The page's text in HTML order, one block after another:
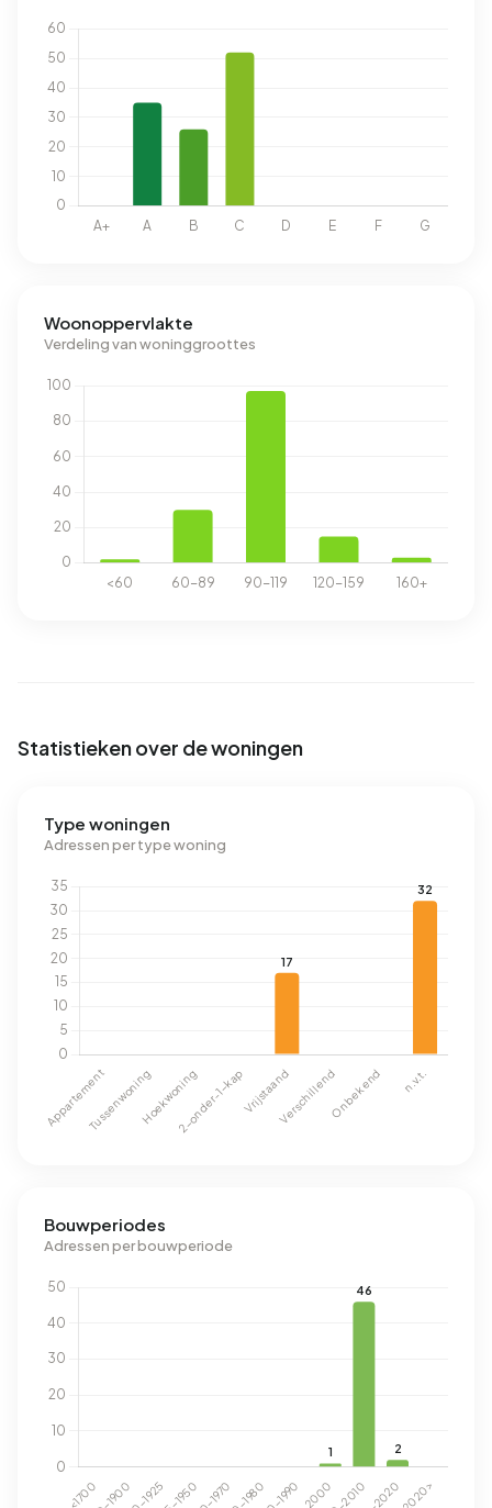
Woonoppervlakte
Verdeling van woninggroottes
Statistieken over de woningen
Type woningen
Adressen per type woning
Bouwperiodes
Adressen per bouwperiode